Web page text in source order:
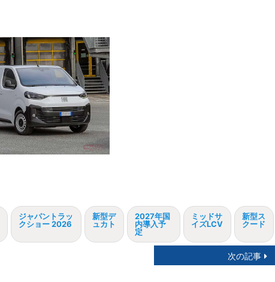
ジャパントラッ
クショー 2026
新型デ
ュカト
2027年国
内導入予
定
ミッドサ
イズLCV
新型ス
クード
次の記事